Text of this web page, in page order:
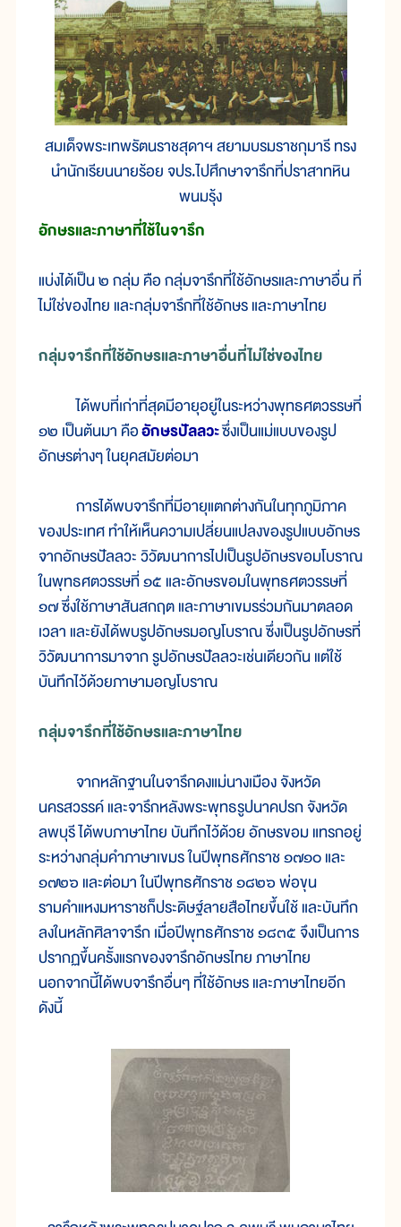
สมเด็จพระเทพรัตนราชสุดาฯ สยามบรมราชกุมารี ทรง
นำนักเรียนนายร้อย จปร.ไปศึกษาจารึกที่ปราสาทหิน
พนมรุ้ง
อักษรและภาษาที่ใช้ในจารึก
แบ่งได้เป็น ๒ กลุ่ม คือ กลุ่มจารึกที่ใช้อักษรและภาษาอื่น ที่
ไม่ใช่ของไทย และกลุ่มจารึกที่ใช้อักษร และภาษาไทย
กลุ่มจารึกที่ใช้อักษรและภาษาอื่นที่ไม่ใช่ของไทย
ได้พบที่เก่าที่สุดมีอายุอยู่ในระหว่างพุทธศตวรรษที่
๑๒ เป็นต้นมา คืออักษรปัลลวะซึ่งเป็นแม่แบบของรูป
อักษรต่างๆ ในยุคสมัยต่อมา
การได้พบจารึกที่มีอายุแตกต่างกันในทุกภูมิภาค
ของประเทศ ทำให้เห็นความเปลี่ยนแปลงของรูปแบบอักษร
จากอักษรปัลลวะ วิวัฒนาการไปเป็นรูปอักษรขอมโบราณ
ในพุทธศตวรรษที่ ๑๕ และอักษรขอมในพุทธศตวรรษที่
๑๗ ซึ่งใช้ภาษาสันสกฤต และภาษาเขมรร่วมกันมาตลอด
เวลา และยังได้พบรูปอักษรมอญโบราณ ซึ่งเป็นรูปอักษรที่
วิวัฒนาการมาจาก รูปอักษรปัลลวะเช่นเดียวกัน แต่ใช้
บันทึกไว้ด้วยภาษามอญโบราณ
กลุ่มจารึกที่ใช้อักษรและภาษาไทย
จากหลักฐานในจารึกดงแม่นางเมือง จังหวัด
นครสวรรค์ และจารึกหลังพระพุทธรูปนาคปรก จังหวัด
ลพบุรี ได้พบภาษาไทย บันทึกไว้ด้วย อักษรขอม แทรกอยู่
ระหว่างกลุ่มคำภาษาเขมร ในปีพุทธศักราช ๑๗๑๐ และ
๑๗๒๖ และต่อมา ในปีพุทธศักราช ๑๘๒๖ พ่อขุน
รามคำแหงมหาราชก็ประดิษฐ์ลายสือไทยขึ้นใช้ และบันทึก
ลงในหลักศิลาจารึก เมื่อปีพุทธศักราช ๑๘๓๕ จึงเป็นการ
ปรากฏขึ้นครั้งแรกของจารึกอักษรไทย ภาษาไทย
นอกจากนี้ได้พบจารึกอื่นๆ ที่ใช้อักษร และภาษาไทยอีก
ดังนี้